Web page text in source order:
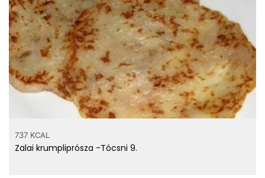
737 KCAL
Zalai krumpliprósza -Tócsni 9.